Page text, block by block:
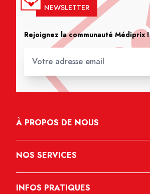
NEWSLETTER
Rejoignez la communauté Médiprix !
À PROPOS DE NOUS
NOS SERVICES
INFOS PRATIQUES